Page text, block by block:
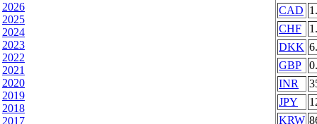
2026
2025
2024
2023
2022
2021
2020
2019
2018
2017
CAD
CHF
DKK
GBP
INR
JPY
KRW